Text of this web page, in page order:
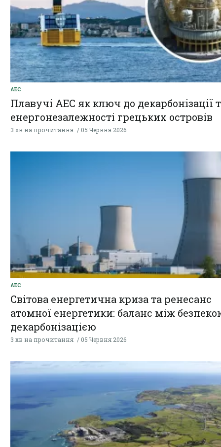
АЕС
Плавучі АЕС як ключ до декарбонізації
енергонезалежності грецьких островів
3 хв на прочитання 05 Червня 2026
АЕС
Світова енергетична криза та ренесанс
атомної енергетики: баланс між
декарбонізацією
3 хв на прочитання 05 Червня 2026